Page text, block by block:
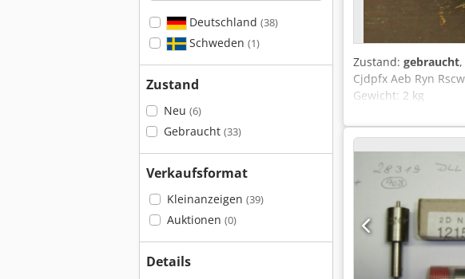
Deutschland (38)
Schweden (1)
Zustand
Neu (6)
Gebraucht (33)
Verkaufsformat
Kleinanzeigen (39)
Auktionen (0)
Details
Zustand: gebraucht
Cjdpfx Aeb Ryn
Gewicht: 2 kg